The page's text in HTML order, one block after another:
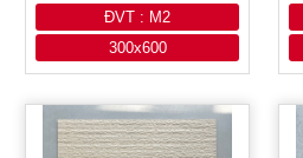
ĐVT : M2
300x600